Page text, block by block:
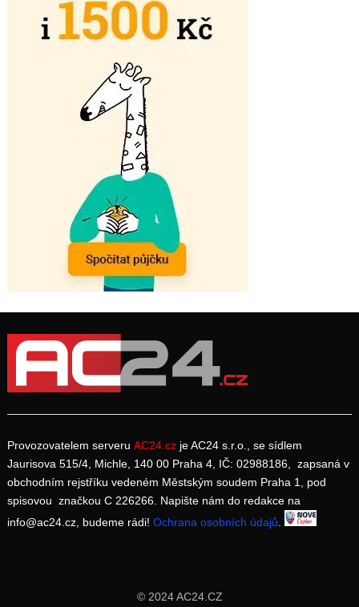
Provozovatelem serveru AC24.cz je AC24 s.r.o., se sídlem
Jaurisova 515/4, Michle, 140 00 Praha 4, IČ: 02988186, zapsaná v
obchodním rejstříku vedeném Městským soudem Praha 1, pod
spisovou značkou C 226266. Napište nám do redakce na
info@ac24.cz, budeme rádi! Ochrana osobních údajů.
© 2024 AC24.CZ